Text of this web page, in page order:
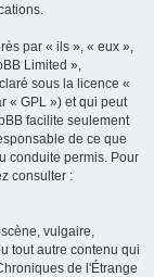
par « ils », « eux »,
Limited »,
sous la licence «
« GPL ») et qui peut
facilite seulement
de ce que
conduite permis. Pour
consulter :
vulgaire,
tout autre contenu qui
de l'Étrange